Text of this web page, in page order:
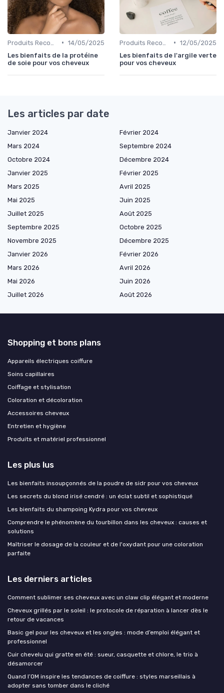
• 14/05/2025
Les bienfaits de la protéine
de soie pour vos cheveux
• 12/05/2025
Les bienfaits de l'argile verte
pour vos cheveux
Les articles par date
Janvier 2024
Février 2024
Mars 2024
Septembre 2024
Octobre 2024
Décembre 2024
Janvier 2025
Février 2025
Mars 2025
Avril 2025
Mai 2025
Juin 2025
Juillet 2025
Août 2025
Septembre 2025
Octobre 2025
Novembre 2025
Décembre 2025
Janvier 2026
Février 2026
Mars 2026
Avril 2026
Mai 2026
Juin 2026
Juillet 2026
Août 2026
Shopping et bons plans
Appareils électriques coiffure
Soins capillaires
Coiffage et stylisation
Coloration et décoloration
Accessoires cheveux
Entretien et hygiène
Produits et matériel professionnel
Les plus lus
Les bienfaits insoupçonnés de la poudre de sidr pour vos cheveux
Les secrets du blond irisé cendré : un éclat subtil et sophistiqué
Les bienfaits du shampoing Kydra pour vos cheveux
Comprendre le phénomène du tourbillon dans les cheveux : causes et
solutions
Maîtriser le dosage de la couleur et de l'oxydant pour une coloration
parfaite
Les derniers articles
Comment sublimer ses cheveux avec un claw clip élégant et moderne
Cheveux grillés par le soleil : le protocole de réparation à lancer dès le
retour de vacances
Basic gel pour les cheveux et les ongles : mode d’emploi élégant et
professionnel
Cuir chevelu qui gratte en été : sueur, casquette et chlore, le trio à
désamorcer
Quand l’OM inspire les tendances de coiffure : styles marseillais à
adopter sans tomber dans le cliché